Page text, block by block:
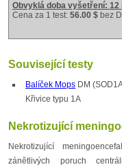
Obvyklá doba vyšetření: 12
Cena za 1 test: 56.00 $ bez
Související testy
Balíček Mops DM
Křivice typu 1A
Nekrotizující
Nekrotizující
zánětlivých poruch